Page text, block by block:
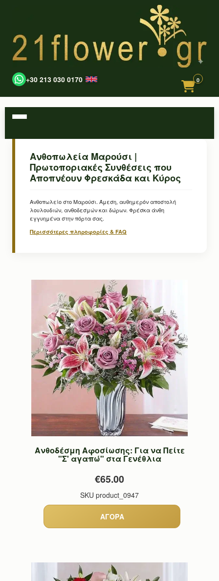
+30 213 030 0170 0
Ανθοπωλεία Μαρούσι |
Πρωτοποριακές Συνθέσεις που
Αποπνέουν Φρεσκάδα και Κύρος
Ανθοπωλείο στο Μαρούσι. Άμεση, αυθημερόν αποστολή
λουλουδιών, ανθοδεσμών και δώρων. Φρέσκα άνθη
εγγυημένα στην πόρτα σας.
Περισσότερες πληροφορίες & FAQ
Ανθοδέσμη Αφοσίωσης: Για να Πείτε
"Σ' αγαπώ" στα Γενέθλια
€65.00
SKU product_0947